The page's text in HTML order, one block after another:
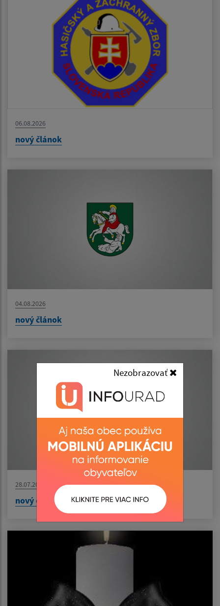
Nezobrazovať
06.08.2026
nový článok
04.08.2026
nový článok
28.07.2026
nový článok